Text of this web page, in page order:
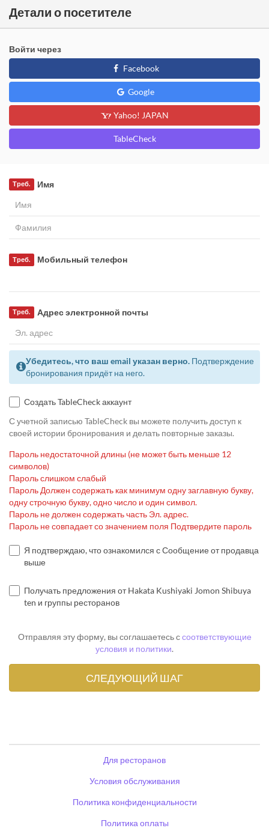
Детали о посетителе
Войти через
Facebook
Google
Yahoo! JAPAN
TableCheck
Имя
Треб.
Мобильный телефон
Треб.
Адрес электронной почты
Треб.
Убедитесь, что ваш email указан верно. Подтверждение
бронирования придёт на него.
Создать TableCheck аккаунт
С учетной записью TableCheck вы можете получить доступ к
своей истории бронирования и делать повторные заказы.
Пароль недостаточной длины (не может быть меньше 12
символов)
Пароль слишком слабый
Пароль Должен содержать как минимум одну заглавную букву,
одну строчную букву, одно число и один символ.
Пароль не должен содержать часть Эл. адрес.
Пароль не совпадает со значением поля Подтвердите пароль
Я подтверждаю, что ознакомился с Сообщение от продавца
выше
Получать предложения от Hakata Kushiyaki Jomon Shibuya
ten и группы ресторанов
Отправляя эту форму, вы соглашаетесь ссоответствующие
условия и политики.
Для ресторанов
Условия обслуживания
Политика конфиденциальности
Политика оплаты